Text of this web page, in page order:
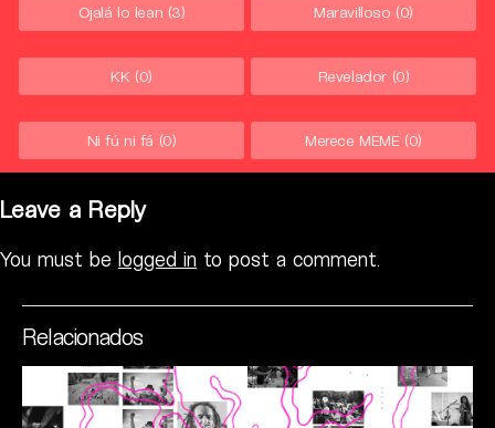
Ojalá lo lean (3) Maravilloso (0)
KK (0) Revelador (0)
Ni fú ni fá (0) Merece MEME (0)
Leave a Reply
You must be logged in to post a comment.
Relacionados